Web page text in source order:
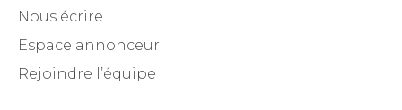
Nous écrire
Espace annonceur
Rejoindre l’équipe